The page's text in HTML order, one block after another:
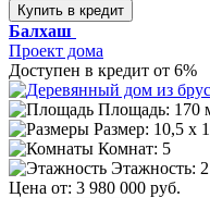
Купить в кредит
Балхаш
Проект дома
Доступен в кредит от 6%
Площадь: 170
Размер: 10,5 х
Комнат: 5
Этажность: 2
Цена от: 3 980 000 руб.